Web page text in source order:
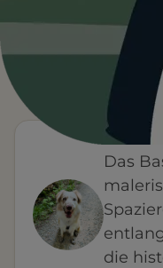
FÜR EUCH RELEVANT
Toiletten
HINWEIS
Das
die